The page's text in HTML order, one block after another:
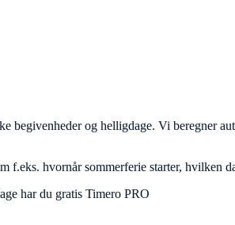
begivenheder og helligdage. Vi beregner
hvornår sommerferie starter, hvilken
har du gratis Timero PRO